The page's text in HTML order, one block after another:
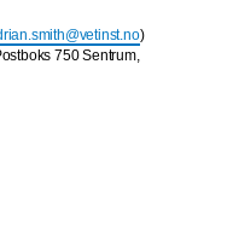
)
750 Sentrum,